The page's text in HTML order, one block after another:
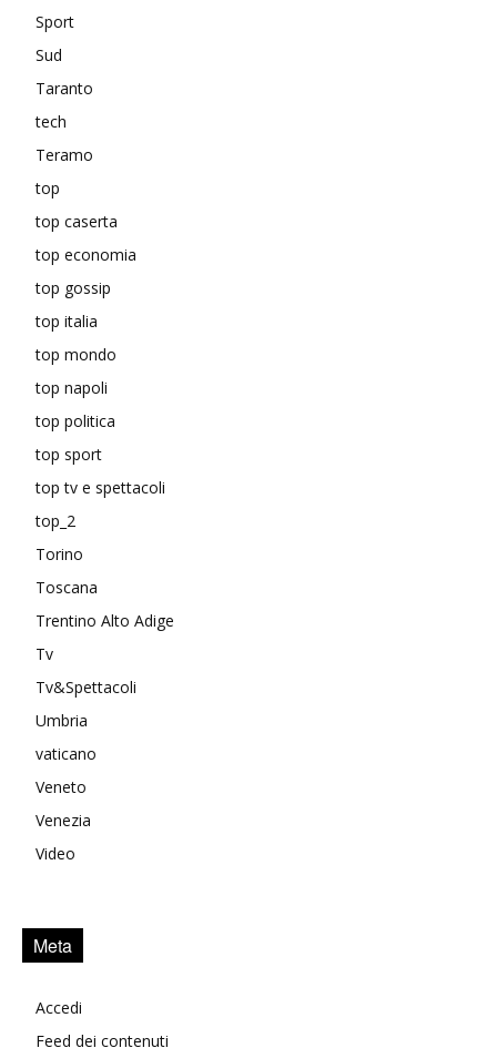
Sport
Sud
Taranto
tech
Teramo
top
top caserta
top economia
top gossip
top italia
top mondo
top napoli
top politica
top sport
top tv e spettacoli
top_2
Torino
Toscana
Trentino Alto Adige
Tv
Tv&Spettacoli
Umbria
vaticano
Veneto
Venezia
Video
Meta
Accedi
Feed dei contenuti